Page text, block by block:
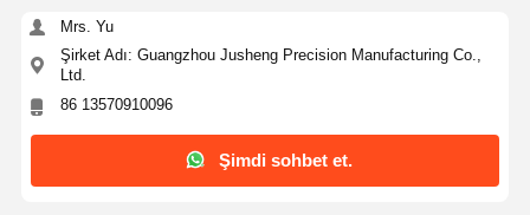
Mrs. Yu
Şirket Adı: Guangzhou Jusheng Precision Manufacturing Co.,
Ltd.
86 13570910096
Şimdi sohbet et.